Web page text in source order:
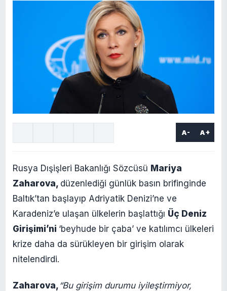
A- A+
Rusya Dışişleri Bakanlığı Sözcüsü Mariya
Zaharova, düzenlediği günlük basın brifinginde
Baltık’tan başlayıp Adriyatik Denizi’ne ve
Karadeniz’e ulaşan ülkelerin başlattığı Üç Deniz
Girişimi’ni ‘beyhude bir çaba’ ve katılımcı ülkeleri
krize daha da sürükleyen bir girişim olarak
nitelendirdi.
Zaharova, “Bu girişim durumu iyileştirmiyor,